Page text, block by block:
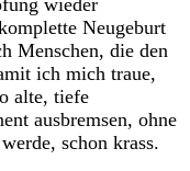
wieder
Neugeburt
Menschen, die den
ich mich traue,
alte, tiefe
ausbremsen, ohne
schon krass.